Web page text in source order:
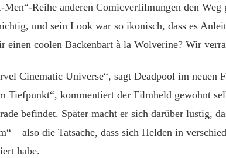
Reihe anderen Comicverfilmungen den Weg
und sein Look war so ikonisch, dass es
einen coolen Backenbart à la Wolverine? Wir
Cinematic Universe“, sagt Deadpool im neuen
Tiefpunkt“, kommentiert der Filmheld gewohnt
befindet. Später macht er sich darüber lustig,
– also die Tatsache, dass sich Helden in
habe.